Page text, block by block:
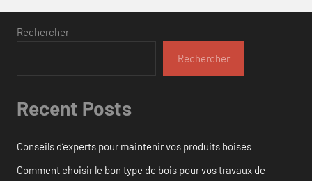
Rechercher
Rechercher
Recent Posts
Conseils d’experts pour maintenir vos produits boisés
Comment choisir le bon type de bois pour vos travaux de